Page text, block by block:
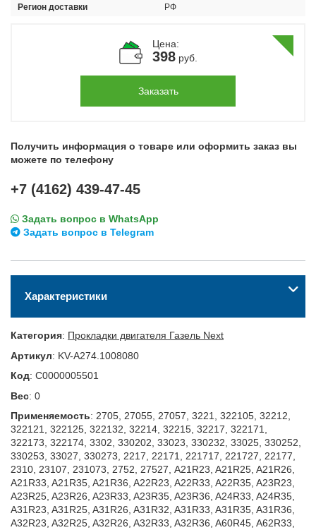
Регион доставки
РФ
Цена:
398руб.
Заказать
Получить информация о товаре или оформить заказ вы
можете по телефону
+7 (4162) 439-47-45
Задать вопрос в WhatsApp
Задать вопрос в Telegram
Характеристики
Категория: Прокладки двигателя Газель Next
Артикул: KV-А274.1008080
Код: С0000005501
Вес: 0
Применяемость: 2705, 27055, 27057, 3221, 322105, 32212,
322121, 322125, 322132, 32214, 32215, 32217, 322171,
322173, 322174, 3302, 330202, 33023, 330232, 33025, 330252,
330253, 33027, 330273, 2217, 22171, 221717, 221727, 22177,
2310, 23107, 231073, 2752, 27527, A21R23, A21R25, A21R26,
A21R33, A21R35, A21R36, A22R23, A22R33, A22R35, A23R23,
A23R25, A23R26, A23R33, A23R35, A23R36, A24R33, A24R35,
A31R23, A31R25, A31R26, A31R32, A31R33, A31R35, A31R36,
A32R23, A32R25, A32R26, A32R33, A32R36, A60R45, A62R33,